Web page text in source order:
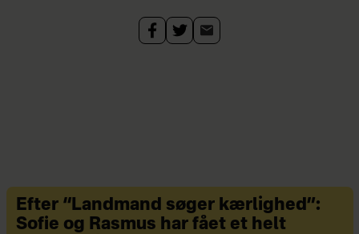
Efter “Landmand søger kærlighed”:
Sofie og Rasmus har fået et helt